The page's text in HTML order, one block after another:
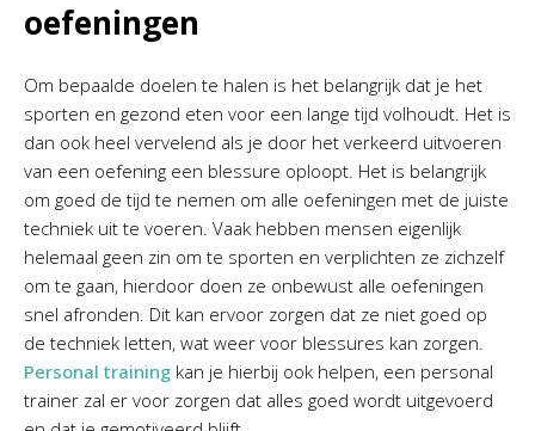
oefeningen
Om bepaalde doelen te halen is het belangrijk dat je het
sporten en gezond eten voor een lange tijd volhoudt. Het is
dan ook heel vervelend als je door het verkeerd uitvoeren
van een oefening een blessure oploopt. Het is belangrijk
om goed de tijd te nemen om alle oefeningen met de juiste
techniek uit te voeren. Vaak hebben mensen eigenlijk
helemaal geen zin om te sporten en verplichten ze zichzelf
om te gaan, hierdoor doen ze onbewust alle oefeningen
snel afronden. Dit kan ervoor zorgen dat ze niet goed op
de techniek letten, wat weer voor blessures kan zorgen.
Personal training kan je hierbij ook helpen, een personal
trainer zal er voor zorgen dat alles goed wordt uitgevoerd